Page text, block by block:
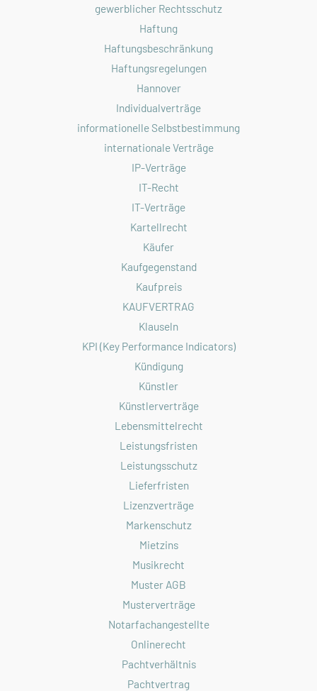
gewerblicher Rechtsschutz
Haftung
Haftungsbeschränkung
Haftungsregelungen
Hannover
Individualverträge
informationelle Selbstbestimmung
internationale Verträge
IP-Verträge
IT-Recht
IT-Verträge
Kartellrecht
Käufer
Kaufgegenstand
Kaufpreis
KAUFVERTRAG
Klauseln
KPI (Key Performance Indicators)
Kündigung
Künstler
Künstlerverträge
Lebensmittelrecht
Leistungsfristen
Leistungsschutz
Lieferfristen
Lizenzverträge
Markenschutz
Mietzins
Musikrecht
Muster AGB
Musterverträge
Notarfachangestellte
Onlinerecht
Pachtverhältnis
Pachtvertrag